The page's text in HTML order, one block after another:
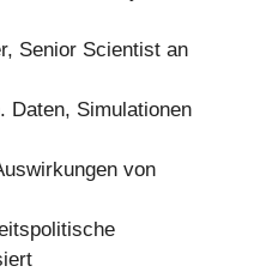
Senior Scientist an
Daten, Simulationen
von